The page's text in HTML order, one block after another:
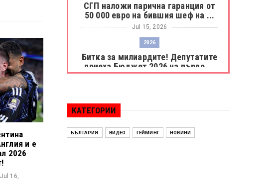
и е
2026
16,
СГП наложи парична гаранция от
50 000 евро на бившия шеф на ...
Jul 15, 2026
2026
Битка за милиардите! Депутатите
приеха Бюджет 2026 на първо ...
Левски разби Борац с 4:0 и
продължава в Шампионската
лига
Jul 15, 2026
КАТЕГОРИИ
БЪЛГАРИЯ ВИДЕО ГЕЙМИНГ НОВИНИ